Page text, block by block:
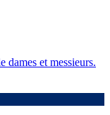
dames et messieurs.